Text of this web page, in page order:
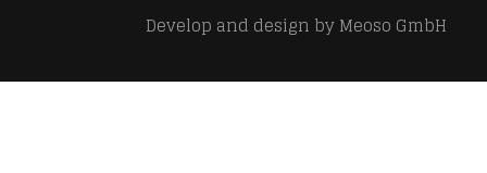
Develop and design byMeoso GmbH